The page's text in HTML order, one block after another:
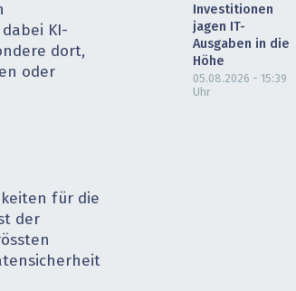
KI-
dort,
oder
für die
der
Investitionen
jagen IT-
Ausgaben in die
Höhe
05.08.2026 - 15:39
Uhr